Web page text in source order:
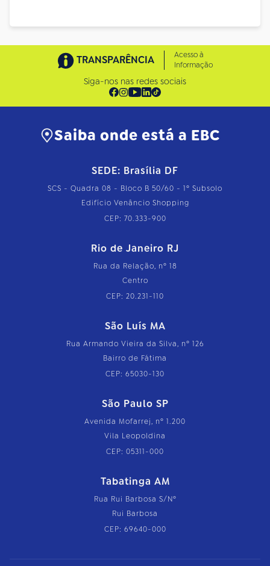
TRANSPARÊNCIA
Acesso à
Informação
Siga-nos nas redes sociais
Saiba onde está a EBC
SEDE: Brasília DF
SCS - Quadra 08 - Bloco B 50/60 - 1º Subsolo
Edifício Venâncio Shopping
CEP: 70.333-900
Rio de Janeiro RJ
Rua da Relação, nº 18
Centro
CEP: 20.231-110
São Luís MA
Rua Armando Vieira da Silva, nº 126
Bairro de Fátima
CEP: 65030-130
São Paulo SP
Avenida Mofarrej, nº 1.200
Vila Leopoldina
CEP: 05311-000
Tabatinga AM
Rua Rui Barbosa S/Nº
Rui Barbosa
CEP: 69640-000